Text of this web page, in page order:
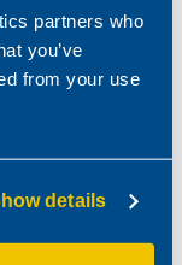
partners who
you’ve
from your use
details